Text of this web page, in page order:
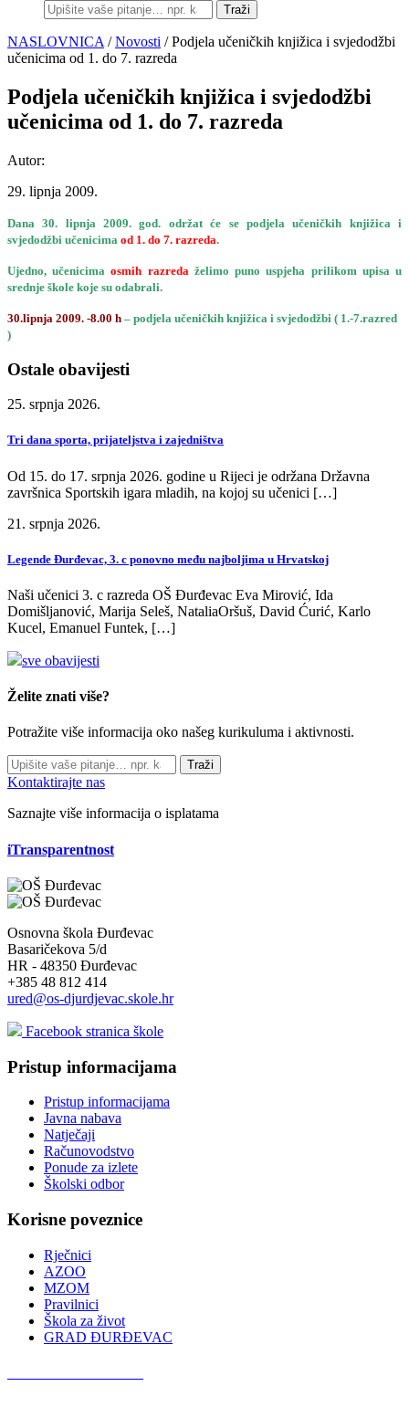
Traži
NASLOVNICA /Novosti / Podjela učeničkih knjižica i svjedodžbi
učenicima od 1. do 7. razreda
Podjela učeničkih knjižica i svjedodžbi
učenicima od 1. do 7. razreda
Autor:
29. lipnja 2009.
Dana 30. lipnja 2009. god. održat će se podjela učeničkih knjižica i
svjedodžbi učenicima od 1. do 7. razreda.
Ujedno, učenicimaosmih razreda želimo puno uspjeha prilikom upisa u
srednje škole koje su odabrali.
30.lipnja 2009. -8.00 h – podjela učeničkih knjižica i svjedodžbi ( 1.-7.razred
)
Ostale obavijesti
25. srpnja 2026.
Tri dana sporta, prijateljstva i zajedništva
Od 15. do 17. srpnja 2026. godine u Rijeci je održana Državna
završnica Sportskih igara mladih, na kojoj su učenici […]
21. srpnja 2026.
Legende Đurđevac, 3. c ponovno među najboljima u Hrvatskoj
Naši učenici 3. c razreda OŠ Đurđevac Eva Mirović, Ida
Domišljanović, Marija Seleš, NataliaOršuš, David Ćurić, Karlo
Kucel, Emanuel Funtek, […]
sve obavijesti
Želite znati više?
Potražite više informacija oko našeg kurikuluma i aktivnosti.
Traži
Kontaktirajte nas
Saznajte više informacija o isplatama
iTransparentnost
Osnovna škola Đurđevac
Basaričekova 5/d
HR - 48350 Đurđevac
+385 48 812 414
ured@os-djurdjevac.skole.hr
Facebook stranica škole
Pristup informacijama
Pristup informacijama
Javna nabava
Natječaji
Računovodstvo
Ponude za izlete
Školski odbor
Korisne poveznice
Rječnici
AZOO
MZOM
Pravilnici
Škola za život
GRAD ĐURĐEVAC